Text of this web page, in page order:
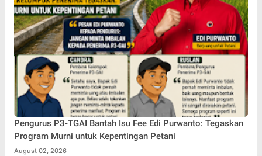
Pengurus P3-TGAI Bantah Isu Fee Edi Purwanto: Tegaskan
Program Murni untuk Kepentingan Petani
August 02, 2026